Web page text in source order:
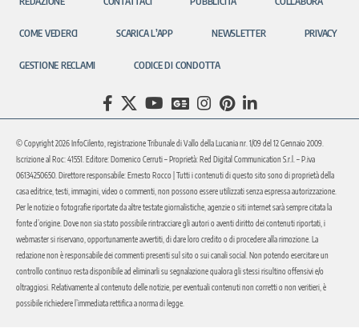
COME VEDERCI SCARICA L’APP NEWSLETTER PRIVACY
GESTIONE RECLAMI CODICE DI CONDOTTA
© Copyright 2026 InfoCilento, registrazione Tribunale di Vallo della Lucania nr. 1/09 del 12 Gennaio 2009.
Iscrizione al Roc: 41551. Editore: Domenico Cerruti – Proprietà: Red Digital Communication S.r.l. – P.iva
06134250650. Direttore responsabile: Ernesto Rocco | Tutti i contenuti di questo sito sono di proprietà della
casa editrice, testi, immagini, video o commenti, non possono essere utilizzati senza espressa autorizzazione.
Per le notizie o fotografie riportate da altre testate giornalistiche, agenzie o siti internet sarà sempre citata la
fonte d’origine. Dove non sia stato possibile rintracciare gli autori o aventi diritto dei contenuti riportati, i
webmaster si riservano, opportunamente avvertiti, di dare loro credito o di procedere alla rimozione. La
redazione non è responsabile dei commenti presenti sul sito o sui canali social. Non potendo esercitare un
controllo continuo resta disponibile ad eliminarli su segnalazione qualora gli stessi risultino offensivi e/o
oltraggiosi. Relativamente al contenuto delle notizie, per eventuali contenuti non corretti o non veritieri, è
possibile richiedere l’immediata rettifica a norma di legge.